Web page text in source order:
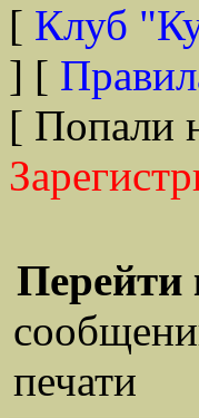
[ Клуб
] [
[ Попали
Перейти
печати